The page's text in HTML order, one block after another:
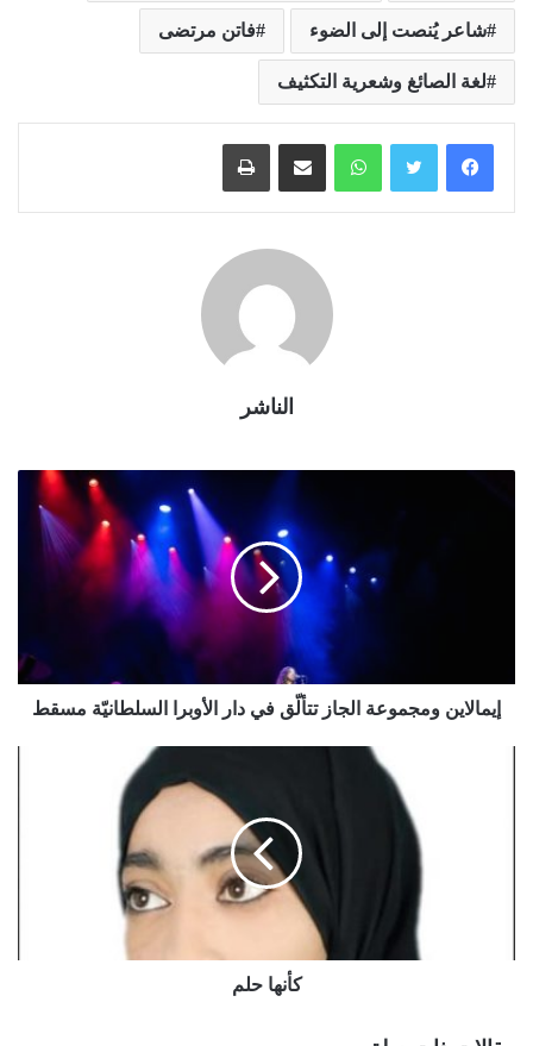
شاعر يُنصت إلى الضوء فاتن مرتضى
لغة الصائغ وشعرية التكثيف
واتساب مشاركة عبر البريد طباعة
الناشر
إيمالاين ومجموعة الجاز تتألّق في دار الأوبرا السلطانيّة مسقط
كأنها حلم